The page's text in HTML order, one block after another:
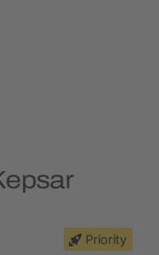
Priority